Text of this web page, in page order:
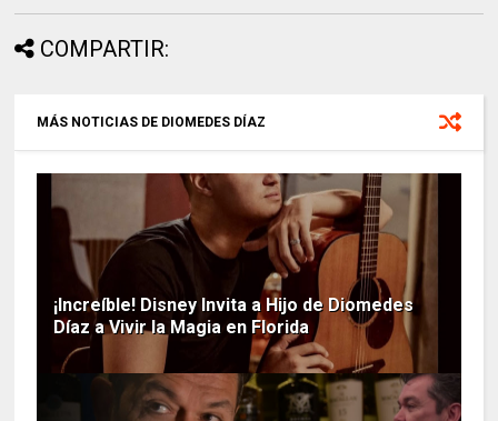
COMPARTIR:
MÁS NOTICIAS DE DIOMEDES DÍAZ
¡Increíble! Disney Invita a Hijo de Diomedes
Díaz a Vivir la Magia en Florida